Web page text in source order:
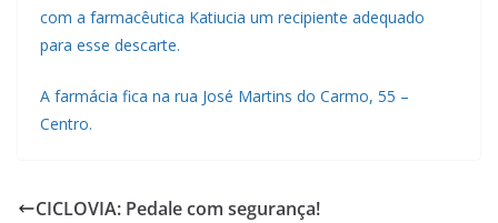
com a farmacêutica Katiucia um recipiente adequado
para esse descarte.
A farmácia fica na rua José Martins do Carmo, 55 –
Centro.
CICLOVIA: Pedale com segurança!